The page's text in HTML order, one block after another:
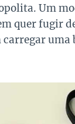
Um
quer fugir
uma